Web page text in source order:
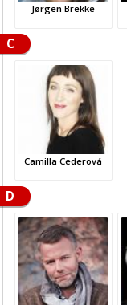
Jørgen Brekke
C
Camilla Cederová
D